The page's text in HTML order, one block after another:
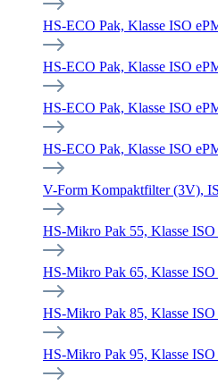
HS-ECO Pak, Klasse ISO
HS-ECO Pak, Klasse ISO
HS-ECO Pak, Klasse ISO
HS-ECO Pak, Klasse ISO
V-Form Kompaktfilter (3V),
HS-Mikro Pak 55, Klasse
HS-Mikro Pak 65, Klasse
HS-Mikro Pak 85, Klasse
HS-Mikro Pak 95, Klasse